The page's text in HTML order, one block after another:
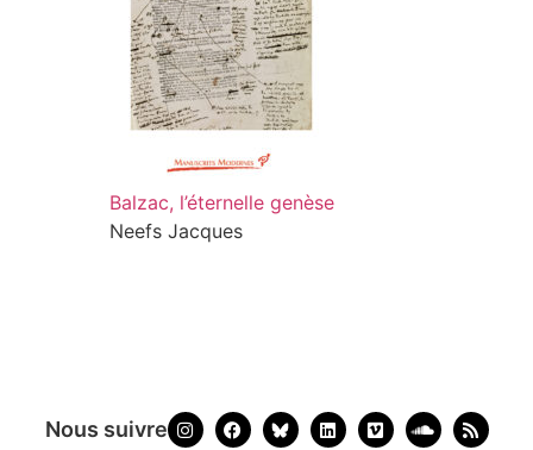
Balzac, l’éternelle genèse
Neefs Jacques
Nous suivre